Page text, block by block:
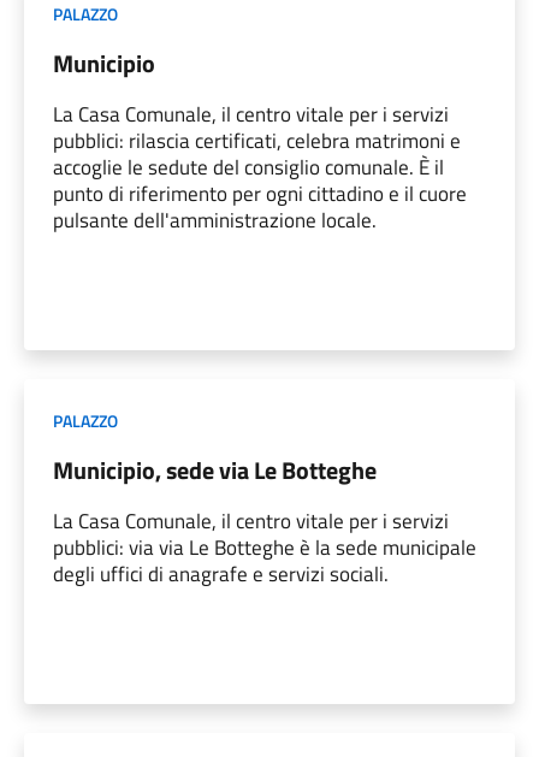
PALAZZO
Municipio
La Casa Comunale, il centro vitale per i servizi
pubblici: rilascia certificati, celebra matrimoni e
accoglie le sedute del consiglio comunale. È il
punto di riferimento per ogni cittadino e il cuore
pulsante dell'amministrazione locale.
PALAZZO
Municipio, sede via Le Botteghe
La Casa Comunale, il centro vitale per i servizi
pubblici: via via Le Botteghe è la sede municipale
degli uffici di anagrafe e servizi sociali.